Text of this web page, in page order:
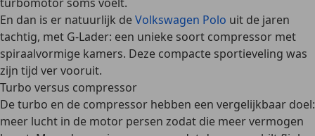
En dan is er natuurlijk deVolkswagen Polo uit de jaren
tachtig, met G-Lader: een unieke soort compressor met
spiraalvormige kamers. Deze compacte sportieveling was
zijn tijd ver vooruit.
Turbo versus compressor
De turbo en de compressor hebben een vergelijkbaar doel:
meer lucht in de motor persen zodat die meer vermogen